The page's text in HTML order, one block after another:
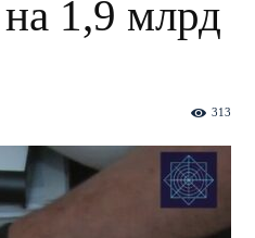
1,9 млрд
313